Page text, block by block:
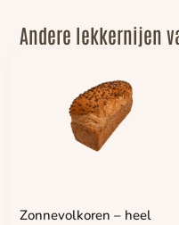
Andere lekkernijen
Zonnevolkoren – heel